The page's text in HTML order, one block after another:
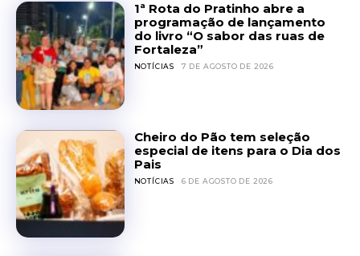
1ª Rota do Pratinho abre a
programação de lançamento
do livro “O sabor das ruas de
Fortaleza”
NOTÍCIAS 7 DE AGOSTO DE 2026
Cheiro do Pão tem seleção
especial de itens para o Dia dos
Pais
NOTÍCIAS 6 DE AGOSTO DE 2026